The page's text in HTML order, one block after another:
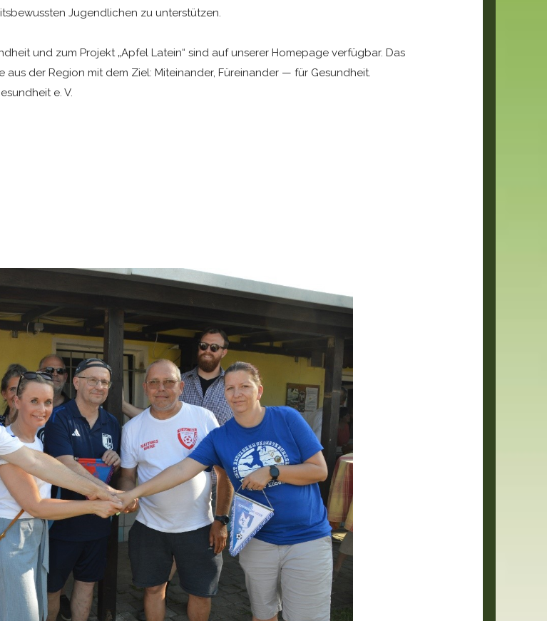
Jugendlichen zu unterstützen.
und zum Projekt „Apfel Latein“ sind auf unserer Homepage verfügbar. Das
der Region mit dem Ziel: Miteinander, Füreinander — für Gesundheit.
e. V.